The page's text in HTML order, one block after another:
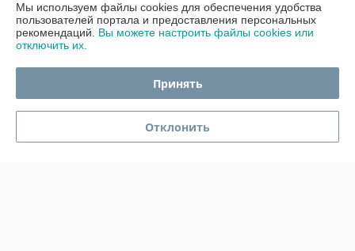
Доставка и оплата
Полная версия сайта
Мы используем файлы cookies для обеспечения удобства
пользователей портала и предоставления персональных
рекомендаций. Вы можете настроить файлы cookies или
отключить их.
Принять
Отклонить